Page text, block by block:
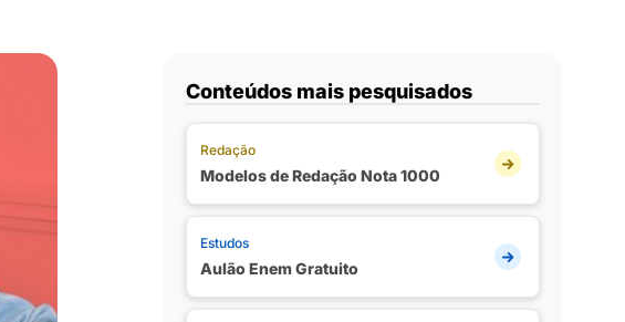
Conteúdos mais pesquisados
Redação
Modelos de Redação Nota 1000
Estudos
Aulão Enem Gratuito